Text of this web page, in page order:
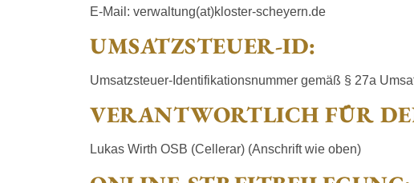
E-Mail: verwaltung(at)kloster-scheyern.de
UMSATZSTEUER-ID:
Umsatzsteuer-Identifikationsnummer gemäß § 27a
VERANTWORTLICH FÜR
Lukas Wirth OSB (Cellerar) (Anschrift wie oben)